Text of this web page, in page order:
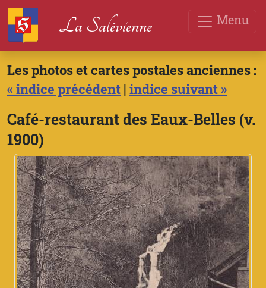
Menu
La Salévienne
Les photos et cartes postales anciennes :
« indice précédent | indice suivant »
Café-restaurant des Eaux-Belles (v.
1900)